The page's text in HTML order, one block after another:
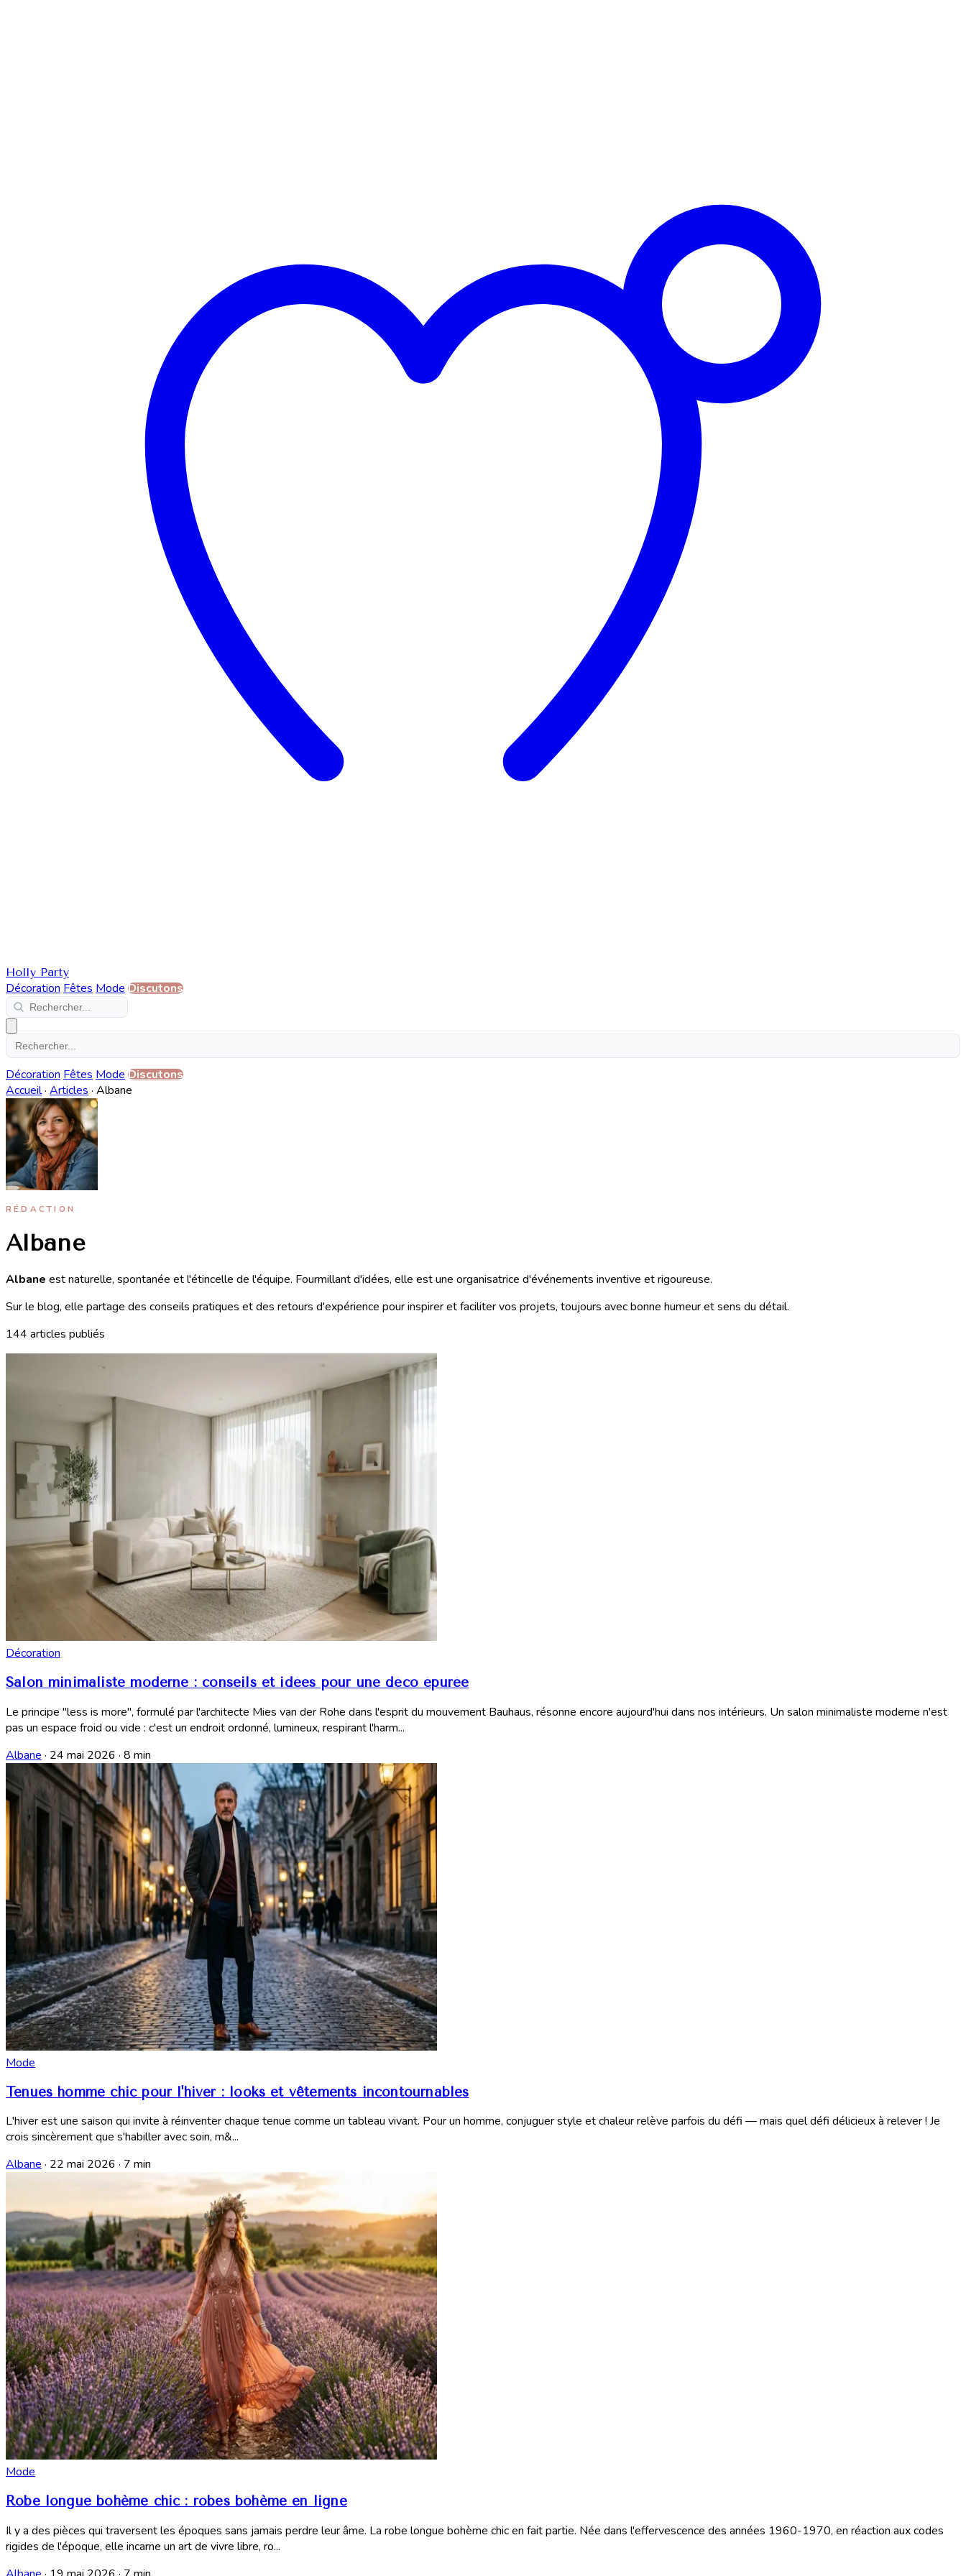
Holly Party
Décoration Fêtes Mode Discutons
Décoration Fêtes Mode Discutons
Accueil· Articles · Albane
RÉDACTION
Albane
Albane est naturelle, spontanée et l'étincelle de l'équipe. Fourmillant d'idées, elle est une organisatrice d'événements inventive et rigoureuse.
Sur le blog, elle partage des conseils pratiques et des retours d'expérience pour inspirer et faciliter vos projets, toujours avec bonne humeur et sens du détail.
144 articles publiés
Décoration
Salon minimaliste moderne : conseils et idées pour une déco épurée
Le principe "less is more", formulé par l'architecte Mies van der Rohe dans l'esprit du mouvement Bauhaus, résonne encore aujourd'hui dans nos intérieurs. Un salon minimaliste moderne n'est
pas un espace froid ou vide : c'est un endroit ordonné, lumineux, respirant l'harm...
Albane · 24 mai 2026 · 8 min
Mode
Tenues homme chic pour l'hiver : looks et vêtements incontournables
L'hiver est une saison qui invite à réinventer chaque tenue comme un tableau vivant. Pour un homme, conjuguer style et chaleur relève parfois du défi — mais quel défi délicieux à relever ! Je
crois sincèrement que s'habiller avec soin, m&...
Albane · 22 mai 2026 · 7 min
Mode
Robe longue bohème chic : robes bohème en ligne
Il y a des pièces qui traversent les époques sans jamais perdre leur âme. La robe longue bohème chic en fait partie. Née dans l'effervescence des années 1960-1970, en réaction aux codes
rigides de l'époque, elle incarne un art de vivre libre, ro...